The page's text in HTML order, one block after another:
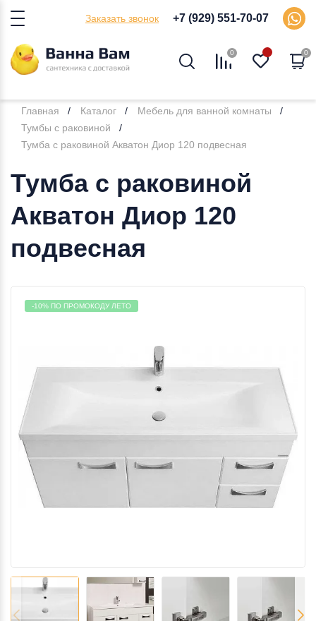
Заказать звонок +7 (929) 551-70-07
0 0
Главная Каталог
Мебель для ванной комнаты
Тумбы с раковиной
Тумба с раковиной Акватон Диор 120 подвесная
Тумба с раковиной
Акватон Диор 120
подвесная
-10% ПО ПРОМОКОДУ ЛЕТО